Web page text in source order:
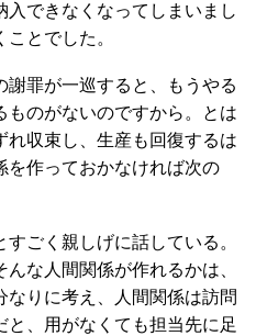
できなくなってしまいまし
とでした。
罪が一巡すると、もうやる
ものがないのですから。とは
れ収束し、生産も回復するは
を作っておかなければ次の
ごく親しげに話している。
な人間関係が作れるかは、
りに考え、人間関係は訪問
と、用がなくても担当先に足